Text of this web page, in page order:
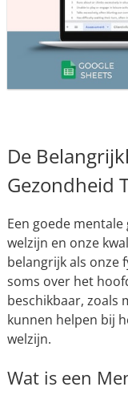
De
Gezondheid
Een goede
welzijn en onze
belangrijk als onze
soms over het
beschikbaar, zoals
kunnen helpen bij
welzijn.
Wat is een